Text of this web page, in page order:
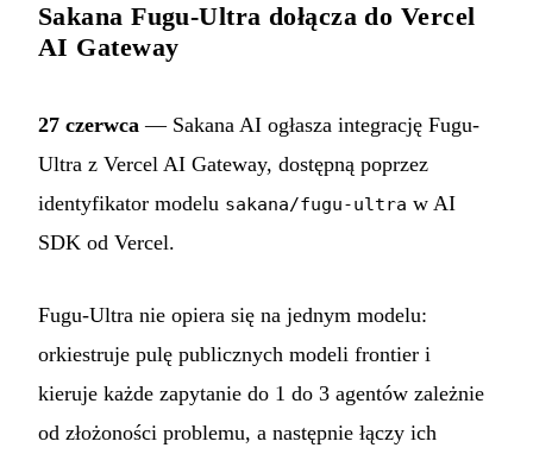
Sakana Fugu-Ultra dołącza do Vercel
AI Gateway
27 czerwca — Sakana AI ogłasza integrację Fugu-
Ultra z Vercel AI Gateway, dostępną poprzez
identyfikator modelu sakana/fugu-ultra w AI
SDK od Vercel.
Fugu-Ultra nie opiera się na jednym modelu:
orkiestruje pulę publicznych modeli frontier i
kieruje każde zapytanie do 1 do 3 agentów zależnie
od złożoności problemu, a następnie łączy ich